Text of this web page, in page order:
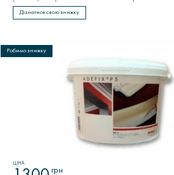
Дізнатися свою знижку
ЦІНА
грн
Робимо знижку